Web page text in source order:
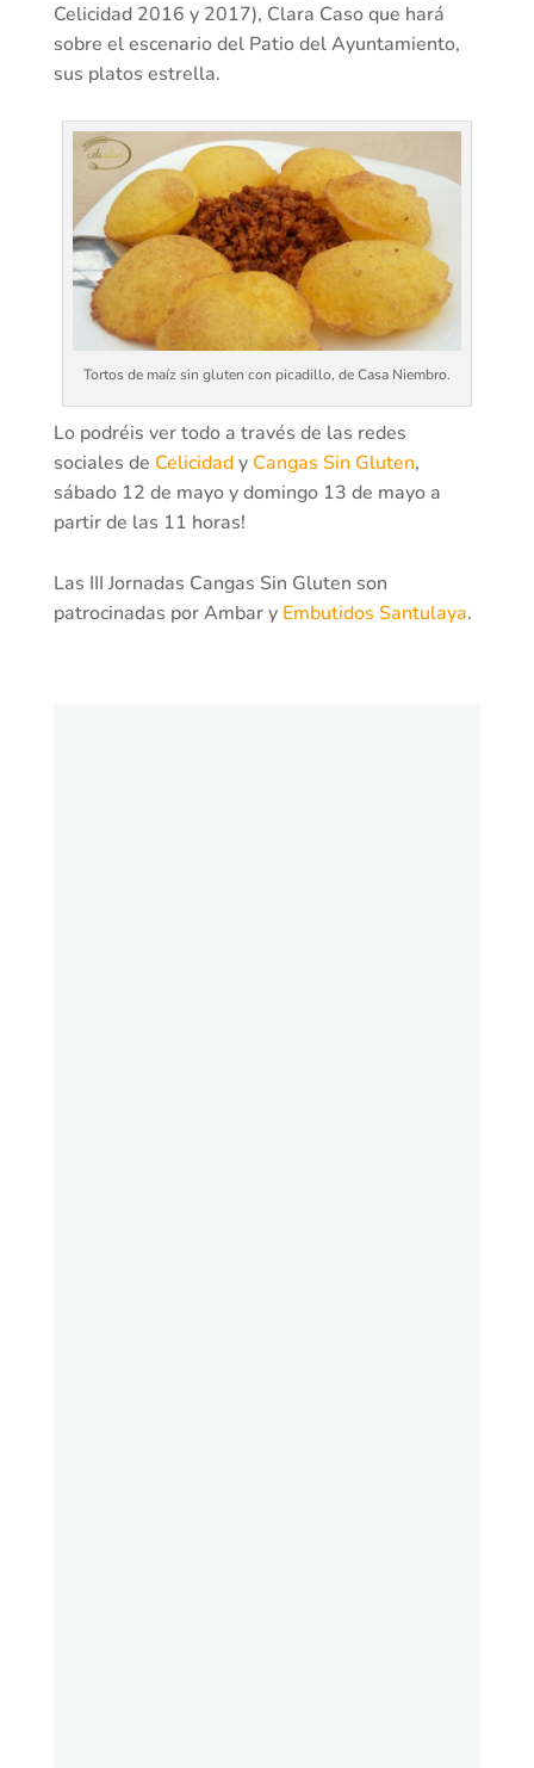
Celicidad 2016 y 2017), Clara Caso que hará
sobre el escenario del Patio del Ayuntamiento,
sus platos estrella.
Tortos de maíz sin gluten con picadillo, de Casa Niembro.
Lo podréis ver todo a través de las redes
sociales de Celicidady Cangas Sin Gluten,
sábado 12 de mayo y domingo 13 de mayo a
partir de las 11 horas!
Las III Jornadas Cangas Sin Gluten son
patrocinadas por Ambar y Embutidos Santulaya.